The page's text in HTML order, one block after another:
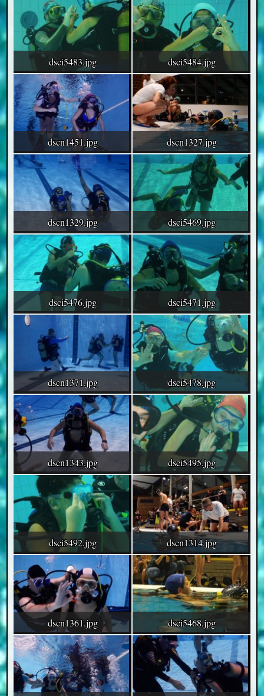
dsci5483.jpg dsci5484.jpg
dscn1451.jpg dscn1327.jpg
dscn1329.jpg dsci5469.jpg
dsci5476.jpg dsci5471.jpg
dscn1371.jpg dsci5478.jpg
dscn1343.jpg dsci5495.jpg
dsci5492.jpg dscn1314.jpg
dscn1361.jpg dsci5468.jpg